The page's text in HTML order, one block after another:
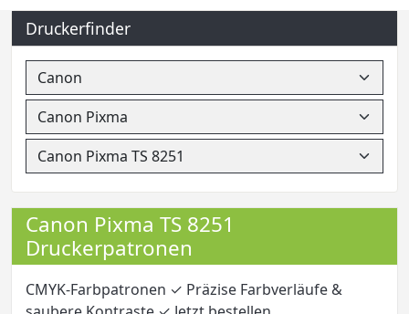
Druckerfinder
Canon Pixma TS 8251
Druckerpatronen
CMYK-Farbpatronen ✓ Präzise Farbverläufe &